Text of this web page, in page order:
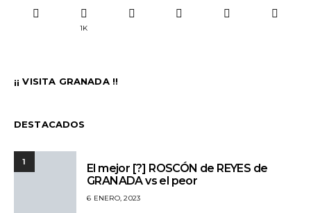
1K
¡¡ VISITA GRANADA !!
DESTACADOS
1
El mejor [?] ROSCÓN de REYES de
GRANADA vs el peor
6 ENERO, 2023